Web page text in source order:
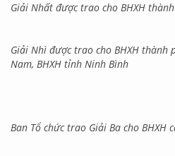
Giải Nhất được trao cho BHXH
Giải Nhì được trao cho BHXH thành
Nam, BHXH tỉnh Ninh Bình
Ban Tổ chức trao Giải Ba cho BHXH